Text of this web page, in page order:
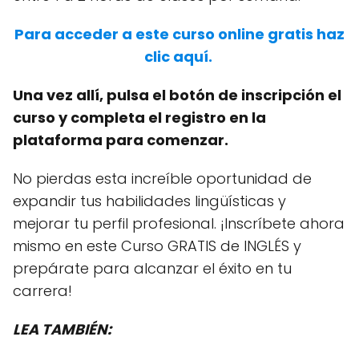
Para acceder a este curso online gratis haz
clic aquí.
Una vez allí, pulsa el botón de inscripción el
curso y completa el registro en la
plataforma para comenzar.
No pierdas esta increíble oportunidad de
expandir tus habilidades lingüísticas y
mejorar tu perfil profesional. ¡Inscríbete ahora
mismo en este Curso GRATIS de INGLÉS y
prepárate para alcanzar el éxito en tu
carrera!
LEA TAMBIÉN: